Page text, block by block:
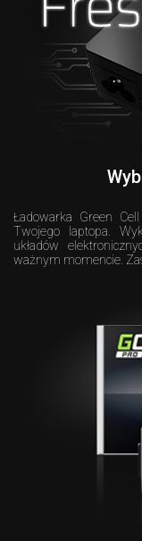
Ładowarka Green
Twojego laptopa.
układów
ważnym momencie.